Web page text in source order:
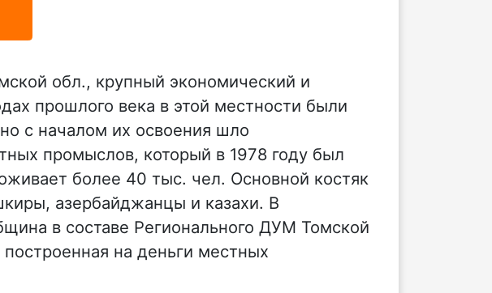
обл., крупный экономический и
прошлого века в этой местности были
с началом их освоения шло
промыслов, который в 1978 году был
более 40 тыс. чел. Основной костяк
азербайджанцы и казахи. В
в составе Регионального ДУМ Томской
на деньги местных